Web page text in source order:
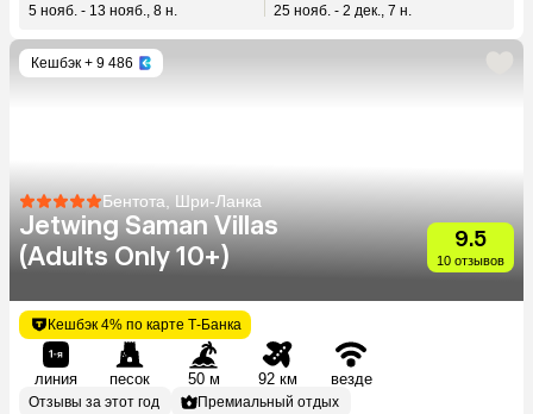
5 нояб. - 13 нояб., 8 н. 25 нояб. - 2 дек., 7 н.
Кешбэк + 9 486
Бентота, Шри-Ланка
Jetwing Saman Villas
(Adults Only 10+)
9.5
10 отзывов
Кешбэк 4% по карте Т-Банка
линия песок 50 м 92 км везде
Отзывы за этот год Премиальный отдых